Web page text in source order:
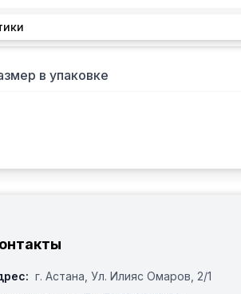
в упаковке
г. Астана, ​Ул. Илияс Омаров, 2/1